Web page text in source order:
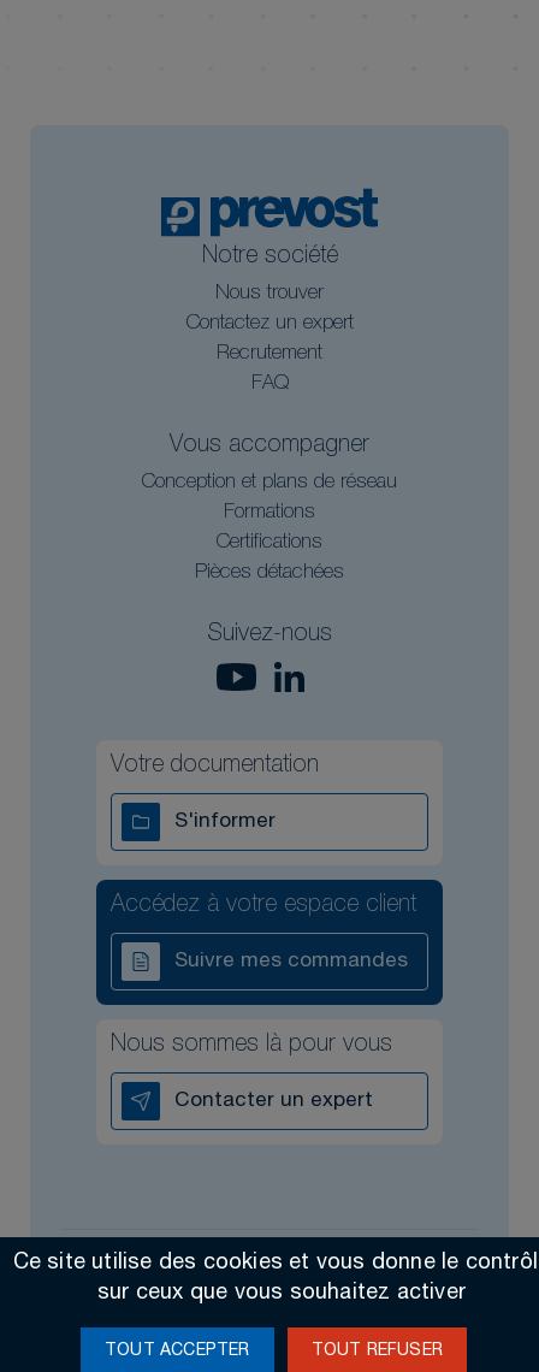
Notre société
Nous trouver
Contactez un expert
Recrutement
FAQ
Vous accompagner
Conception et plans de réseau
Formations
Certifications
Pièces détachées
Suivez-nous
Votre documentation
S'informer
Accédez à votre espace client
Suivre mes commandes
Nous sommes là pour vous
Contacter un expert
Tous droits réservés @2026 Contact Mentions légales
Ce site utilise des cookies et vous donne le
sur ceux que vous souhaitez activer
TOUT ACCEPTER TOUT REFUSER